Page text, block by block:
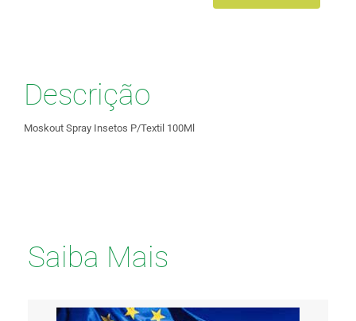
Descrição
Moskout Spray Insetos P/Textil 100Ml
Saiba Mais